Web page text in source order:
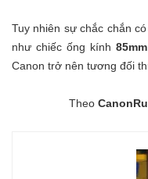
Tuy nhiên sự chắc chắn
như chiếc ống kính
Canon trở nên tương đối
Theo